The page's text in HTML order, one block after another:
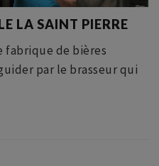
LA SAINT PIERRE
fabrique de bières
par le brasseur qui